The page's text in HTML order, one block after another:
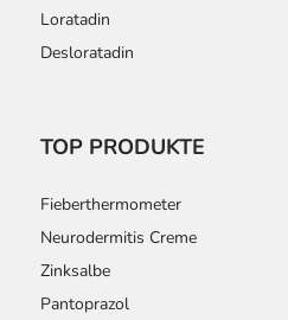
Loratadin
Desloratadin
TOP PRODUKTE
Fieberthermometer
Neurodermitis Creme
Zinksalbe
Pantoprazol